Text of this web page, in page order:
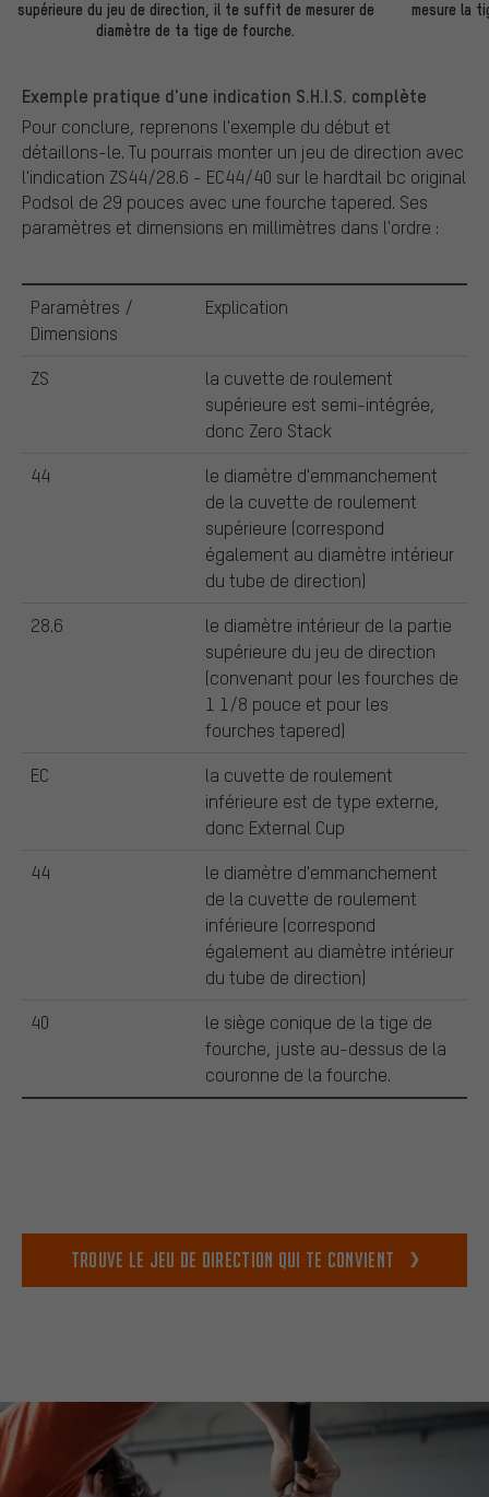
supérieure du jeu de direction, il te suffit de mesurer de
diamètre de ta tige de fourche.
mesure la
Exemple pratique d'une indication S.H.I.S. complète
Pour conclure, reprenons l'exemple du début et
détaillons-le. Tu pourrais monter un jeu de direction avec
l'indication ZS44/28.6 - EC44/40 sur le hardtail bc original
Podsol de 29 pouces avec une fourche tapered. Ses
paramètres et dimensions en millimètres dans l'ordre :
Paramètres /
Dimensions
Explication
ZS
la cuvette de roulement
supérieure est semi-intégrée,
donc Zero Stack
44
le diamètre d'emmanchement
de la cuvette de roulement
supérieure (correspond
également au diamètre intérieur
du tube de direction)
28.6
le diamètre intérieur de la partie
supérieure du jeu de direction
(convenant pour les fourches de
1 1/8 pouce et pour les
fourches tapered)
EC
la cuvette de roulement
inférieure est de type externe,
donc External Cup
44
le diamètre d'emmanchement
de la cuvette de roulement
inférieure (correspond
également au diamètre intérieur
du tube de direction)
40
le siège conique de la tige de
fourche, juste au-dessus de la
couronne de la fourche.
Trouve le jeu de direction qui te convient